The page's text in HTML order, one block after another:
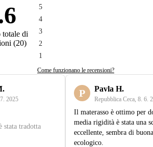
totale di
(20)
5
4
3
2
1
Come funzionano le recensioni?
2025
stata tradotta
P Pavla H.
Repubblica Ceca 8. 6.
Il materasso è ottimo per
media rigidità è stata una
eccellente, sembra di
ecologico.